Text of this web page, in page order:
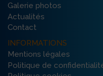
Galerie photos
Actualités
Contact
INFORMATIONS
Mentions légales
Politique de